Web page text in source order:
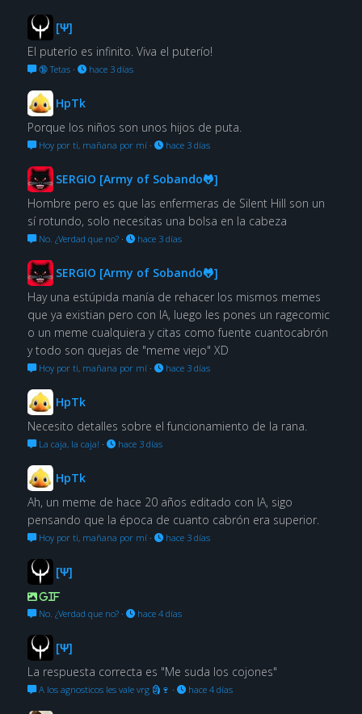
[Ψ]
El puterío es infinito. Viva el puterío!
🔞 Tetas· hace 3 días
HpTk
Porque los niños son unos hijos de puta.
Hoy por ti, mañana por mí· hace 3 días
SERGIO [Army of Sobando🐸]
Hombre pero es que las enfermeras de Silent Hill son un
sí rotundo, solo necesitas una bolsa en la cabeza
No. ¿Verdad que no?· hace 3 días
SERGIO [Army of Sobando🐸]
Hay una estúpida manía de rehacer los mismos memes
que ya existian pero con IA, luego les pones un ragecomic
o un meme cualquiera y citas como fuente cuantocabrón
y todo son quejas de "meme viejo" XD
Hoy por ti, mañana por mí· hace 3 días
HpTk
Necesito detalles sobre el funcionamiento de la rana.
La caja, la caja! · hace 3 días
HpTk
Ah, un meme de hace 20 años editado con IA, sigo
pensando que la época de cuanto cabrón era superior.
Hoy por ti, mañana por mí· hace 3 días
[Ψ]
GIF
No. ¿Verdad que no?· hace 4 días
[Ψ]
La respuesta correcta es "Me suda los cojones"
A los agnosticos les vale vrg 🗿🍷 · hace 4 días